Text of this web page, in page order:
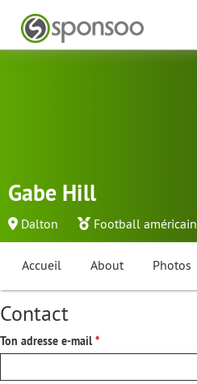
Gabe Hill
Dalton Football américain
Accueil About Photos
Contact
Ton adresse e-mail